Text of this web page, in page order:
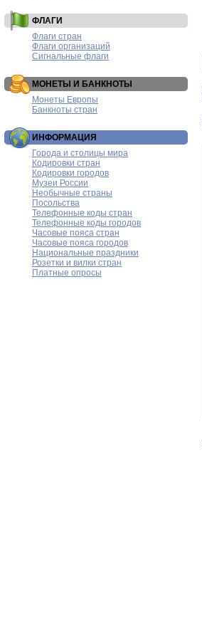
ФЛАГИ
Флаги стран
Флаги организаций
Сигнальные флаги
МОНЕТЫ И БАНКНОТЫ
Монеты Европы
Банкноты стран
ИНФОРМАЦИЯ
Города и столицы мира
Кодировки стран
Кодировки городов
Музеи России
Необычные страны
Посольства
Телефонные коды стран
Телефонные коды городов
Часовые пояса стран
Часовые пояса городов
Национальные праздники
Розетки и вилки стран
Платные опросы